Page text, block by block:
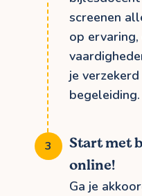
screenen
op
je
begeleiding.
Start met
online!
Ga je